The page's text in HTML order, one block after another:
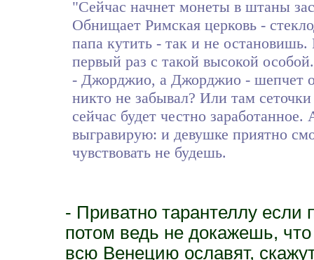
"Сейчас начнет монеты в штаны
Обнищает Римская церковь -
папа кутить - так и не
первый раз с такой высокой
- Джорджио, а Джорджио - шепчет
никто не забывал? Или там
сейчас будет честно
выгравирую: и девушке приятно
чувствовать не будешь.
- Приватно тарантеллу если
потом ведь не докажешь,
всю Венецию ославят,